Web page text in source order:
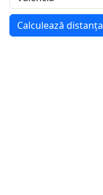
Calculează distanța